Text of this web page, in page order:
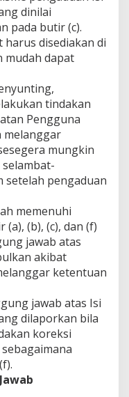
dinilai
pada butir (c).
disediakan di
mudah dapat
tindakan
Pengguna
melanggar
mungkin
setelah pengaduan
memenuhi
(b), (c), dan (f)
jawab atas
akibat
ketentuan
jawab atas Isi
dilaporkan bila
koreksi